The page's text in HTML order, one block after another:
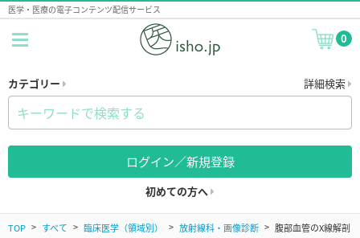
医学・医療の電子コンテンツ配信サービス
0
カテゴリー 詳細検索
ログイン／新規登録
初めての方へ
TOP すべて 臨床医学（領域別） 放射線科・画像診断
腹部血管のX線解剖